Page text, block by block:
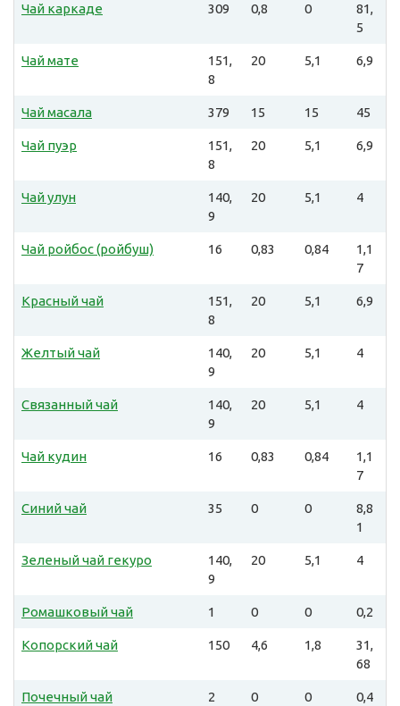
Чай каркаде 309 0,8 0
81,
5
Чай мате
151,
8
20 5,1 6,9
Чай масала 379 15 15 45
Чай пуэр
151,
8
20 5,1 6,9
Чай улун
140,
9
20 5,1 4
Чай ройбос (ройбуш) 16 0,83 0,84
1,1
7
Красный чай
151,
8
20 5,1 6,9
Желтый чай
140,
9
20 5,1 4
Связанный чай
140,
9
20 5,1 4
Чай кудин 16 0,83 0,84
1,1
7
Синий чай 35 0 0
8,8
1
Зеленый чай гекуро
140,
9
20 5,1 4
Ромашковый чай 1 0 0 0,2
Копорский чай 150 4,6 1,8
31,
68
Почечный чай 2 0 0
0,4